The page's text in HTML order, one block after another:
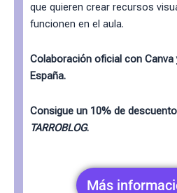
que quieren crear recursos
funcionen en el aula.
Colaboración oficial con
España.
Consigue un 10% de
TARROBLOG.
Más